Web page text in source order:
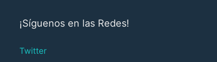
¡Síguenos en las Redes!
Twitter